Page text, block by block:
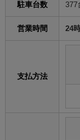
駐車台数 377
営業時間 24
支払方法